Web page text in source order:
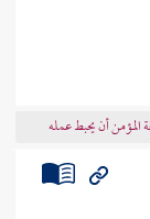
المؤمن أن يحبط عمله